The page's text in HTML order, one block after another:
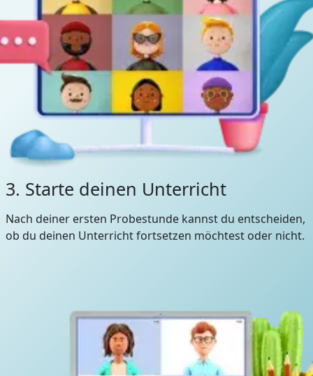
3. Starte deinen Unterricht
Nach deiner ersten Probestunde kannst du entscheiden,
ob du deinen Unterricht fortsetzen möchtest oder nicht.